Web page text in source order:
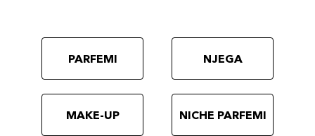
PARFEMI NJEGA
MAKE-UP NICHE PARFEMI